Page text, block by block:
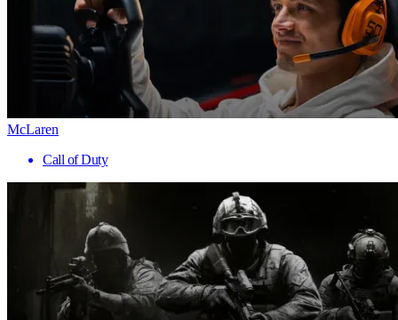
McLaren
Call of Duty